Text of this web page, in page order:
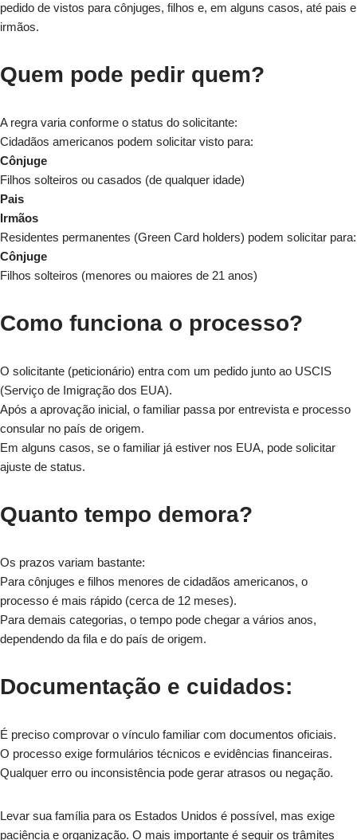
pedido de vistos para cônjuges, filhos e, em alguns casos, até pais e
irmãos.
Quem pode pedir quem?
A regra varia conforme o status do solicitante:
Cidadãos americanos podem solicitar visto para:
Cônjuge
Filhos solteiros ou casados (de qualquer idade)
Pais
Irmãos
Residentes permanentes (Green Card holders) podem solicitar para:
Cônjuge
Filhos solteiros (menores ou maiores de 21 anos)
Como funciona o processo?
O solicitante (peticionário) entra com um pedido junto ao USCIS
(Serviço de Imigração dos EUA).
Após a aprovação inicial, o familiar passa por entrevista e processo
consular no país de origem.
Em alguns casos, se o familiar já estiver nos EUA, pode solicitar
ajuste de status.
Quanto tempo demora?
Os prazos variam bastante:
Para cônjuges e filhos menores de cidadãos americanos, o
processo é mais rápido (cerca de 12 meses).
Para demais categorias, o tempo pode chegar a vários anos,
dependendo da fila e do país de origem.
Documentação e cuidados:
É preciso comprovar o vínculo familiar com documentos oficiais.
O processo exige formulários técnicos e evidências financeiras.
Qualquer erro ou inconsistência pode gerar atrasos ou negação.
Levar sua família para os Estados Unidos é possível, mas exige
paciência e organização. O mais importante é seguir os trâmites